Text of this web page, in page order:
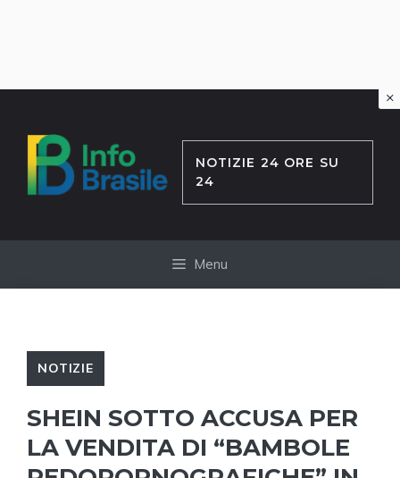
contenuto
NOTIZIE 24 ORE SU
24
Menu
NOTIZIE
SHEIN SOTTO ACCUSA PER
LA VENDITA DI “BAMBOLE
×